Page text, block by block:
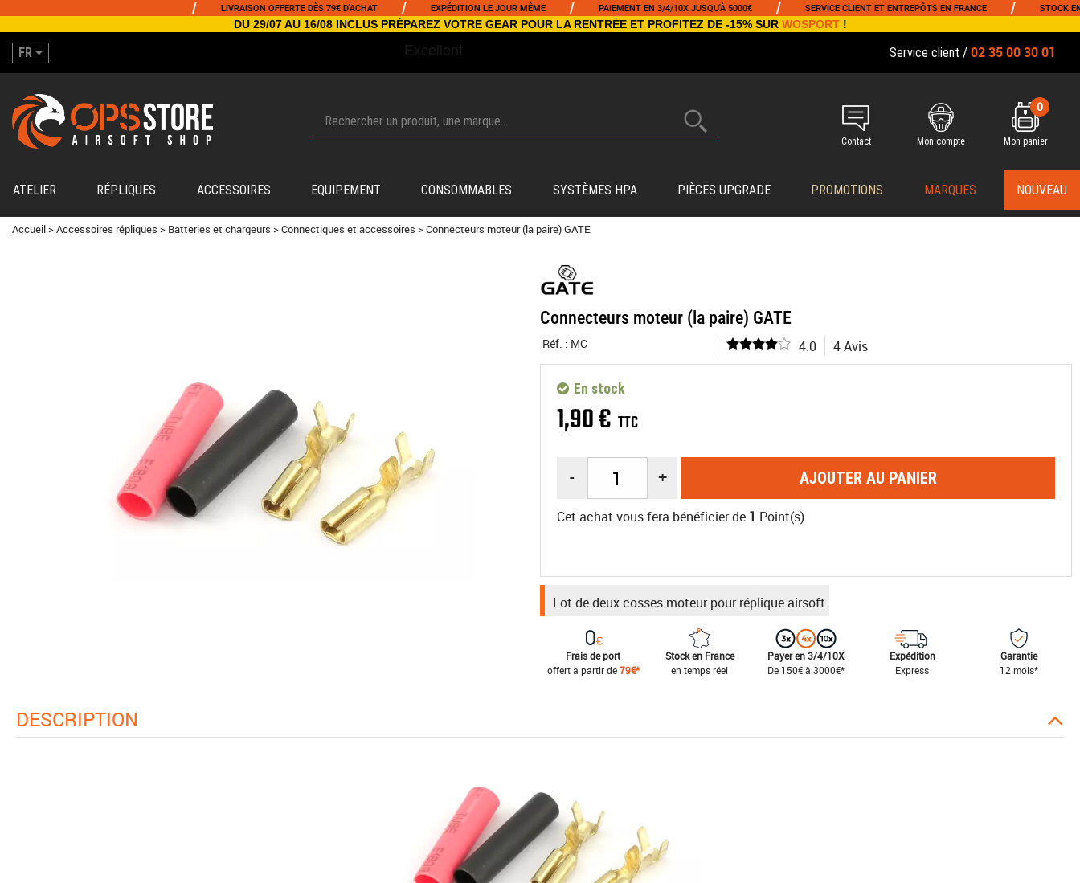
LIVRAISON OFFERTE DÈS 79€ D'ACHAT / EXPÉDITION LE JOUR MÊME / PAIEMENT EN 3/4/10X JUSQU'À 5000€ / SERVICE CLIENT ET ENTREPÔTS EN FRANCE / STOCK EN
DU 29/07 AU 16/08 INCLUS PRÉPAREZ VOTRE GEAR POUR LA RENTRÉE ET PROFITEZ DE -15% SUR WOSPORT!
FR Service client / 02 35 00 30 01
Contact Mon compte
0
Mon panier
ATELIER RÉPLIQUES ACCESSOIRES EQUIPEMENT CONSOMMABLES SYSTÈMES HPA PIÈCES UPGRADE PROMOTIONS MARQUES NOUVEAU
Accueil>Accessoires répliques > Batteries et chargeurs >Connectiques et accessoires >Connecteurs moteur (la paire) GATE
Connecteurs moteur (la paire) GATE
Réf. : MC 4.0 4 Avis
1,90€ TTC
En stock
- + AJOUTER AU PANIER
Cet achat vous fera bénéficier de 1 Point(s)
Lot de deux cosses moteur pour réplique airsoft
Frais de port
offert à partir de79€*
Stock en France
en temps réel
Payer en 3/4/10X
De 150€ à 3000€*
Expédition
Express
Garantie
12 mois*
DESCRIPTION